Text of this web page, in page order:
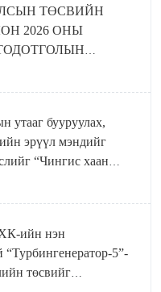
ТӨСВИЙН
2026 ОНЫ
утааг бууруулах,
эрүүл мэндийг
“Чингис хаан
ийн нэн
“Турбингенератор-5”-
төсвийг